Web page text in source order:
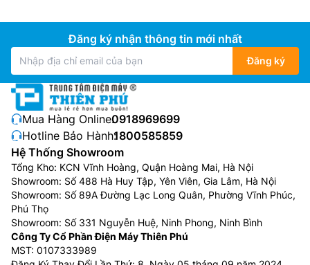
Đăng ký nhận thông tin mới nhất
Đăng ký
Mua Hàng Online:0918969699
Hotline Bảo Hành:1800585859
Hệ Thống Showroom
Tổng Kho: KCN Vĩnh Hoàng, Quận Hoàng Mai, Hà Nội
Showroom: Số 488 Hà Huy Tập, Yên Viên, Gia Lâm, Hà Nội
Showroom: Số 89A Đường Lạc Long Quân, Phường Vĩnh Phúc,
Phú Thọ
Showroom: Số 331 Nguyễn Huệ, Ninh Phong, Ninh Bình
Công Ty Cổ Phần Điện Máy Thiên Phú
MST: 0107333989